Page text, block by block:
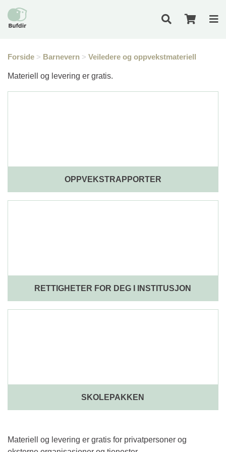
Forside > Barnevern > Veiledere og oppvekstmateriell
Materiell og levering er gratis.
OPPVEKSTRAPPORTER
RETTIGHETER FOR DEG I INSTITUSJON
SKOLEPAKKEN
Materiell og levering er gratis for privatpersoner og